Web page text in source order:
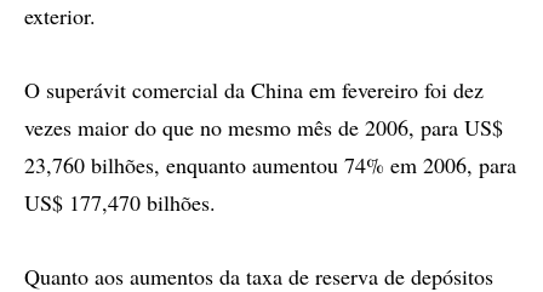
exterior.
O superávit comercial da China em fevereiro foi dez
vezes maior do que no mesmo mês de 2006, para US$
23,760 bilhões, enquanto aumentou 74% em 2006, para
US$ 177,470 bilhões.
Quanto aos aumentos da taxa de reserva de depósitos